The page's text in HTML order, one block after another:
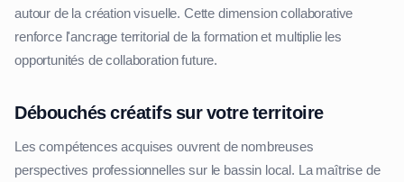
autour de la création visuelle. Cette dimension collaborative
renforce l'ancrage territorial de la formation et multiplie les
opportunités de collaboration future.
Débouchés créatifs sur votre territoire
Les compétences acquises ouvrent de nombreuses
perspectives professionnelles sur le bassin local. La maîtrise de